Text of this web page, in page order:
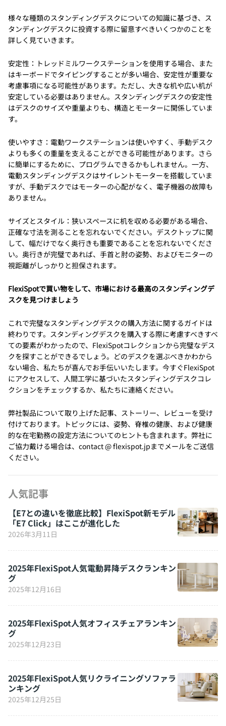
様々な種類のスタンディングデスクについての知識に基づき、ス
タンディングデスクに投資する際に留意すべきいくつかのことを
詳しく見ていきます。
安定性：トレッドミルワークステーションを使用する場合、また
はキーボードでタイピングすることが多い場合、安定性が重要な
考慮事項になる可能性があります。ただし、大きな机や広い机が
安定している必要はありません。スタンディングデスクの安定性
はデスクのサイズや重量よりも、構造とモーターに関係していま
す。
使いやすさ：電動ワークステーションは使いやすく、手動デスク
よりも多くの重量を支えることができる可能性があります。さら
に簡単にするために、プログラムできるかもしれません。一方、
電動スタンディングデスクはサイレントモーターを搭載していま
すが、手動デスクではモーターの心配がなく、電子機器の故障も
ありません。
サイズとスタイル：狭いスペースに机を収める必要がある場合、
正確な寸法を測ることを忘れないでください。デスクトップに関
して、幅だけでなく奥行きも重要であることを忘れないでくださ
い。奥行きが完璧であれば、手首と肘の姿勢、およびモニターの
視距離がしっかりと担保されます。
FlexiSpotで買い物をして、市場における最高のスタンディングデ
スクを見つけましょう
これで完璧なスタンディングデスクの購入方法に関するガイドは
終わりです。スタンディングデスクを購入する際に考慮すべきすべ
ての要素がわかったので、FlexiSpotコレクションから完璧なデス
クを探すことができるでしょう。どのデスクを選ぶべきかわから
ない場合、私たちが喜んでお手伝いいたします。今すぐFlexiSpot
にアクセスして、人間工学に基づいたスタンディングデスクコレ
クションをチェックするか、私たちに連絡ください。
弊社製品について取り上げた記事、ストーリー、レビューを受け
付けております。トピックには、姿勢、脊椎の健康、および健康
的な在宅勤務の設定方法についてのヒントも含まれます。弊社に
ご協力戴ける場合は、contact @ flexispot.jpまでメールをご送信
ください。
人気記事
【E7との違いを徹底比較】FlexiSpot新モデル
「E7 Click」はここが進化した
2026年3月11日
2025年FlexiSpot人気電動昇降デスクランキン
グ
2025年12月16日
2025年FlexiSpot人気オフィスチェアランキン
グ
2025年12月23日
2025年FlexiSpot人気リクライニングソファラ
ンキング
2025年12月25日